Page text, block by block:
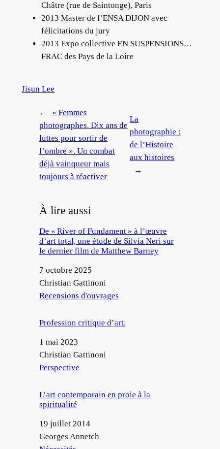
Châtre (rue de Saintonge), Paris
2013 Master de l’ENSA DIJON avec
félicitations du jury
2013 Expo collective EN SUSPENSIONS…
FRAC des Pays de la Loire
Jisun Lee
←
« Femmes
photographes. Dix ans de
luttes pour sortir de
l’ombre ». Un combat
déjà vainqueur mais
toujours à réactiver
La
photographie :
de l’Histoire
aux histoires
→
À lire aussi
De « River of Fundament » à l’œuvre
d’art total, une étude de Silvia Neri sur
le dernier film de Matthew Barney
Date
7 octobre 2025
Auteur
Christian Gattinoni
Par rapport à
Recensions d'ouvrages
Profession critique d’art.
Date
1 mai 2023
Auteur
Christian Gattinoni
Par rapport à
Perspective
L’art contemporain en proie à la
spiritualité
Date
19 juillet 2014
Auteur
Georges Annetch